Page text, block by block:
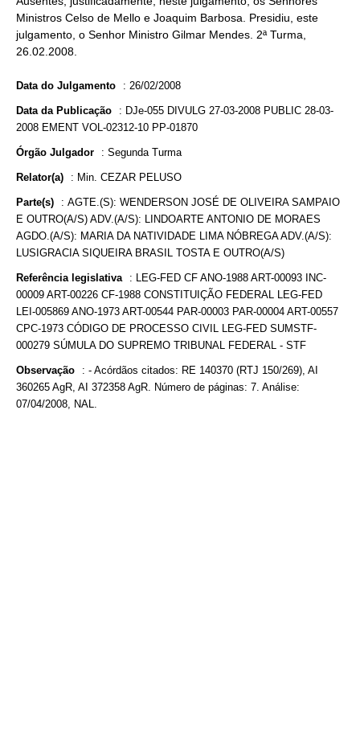
Ministros Celso de Mello e Joaquim Barbosa. Presidiu, este
julgamento, o Senhor Ministro Gilmar Mendes. 2ª Turma,
26.02.2008.
Data do Julgamento : 26/02/2008
Data da Publicação : DJe-055 DIVULG 27-03-2008 PUBLIC 28-03-
2008 EMENT VOL-02312-10 PP-01870
Órgão Julgador : Segunda Turma
Relator(a) : Min. CEZAR PELUSO
Parte(s) : AGTE.(S): WENDERSON JOSÉ DE OLIVEIRA SAMPAIO
E OUTRO(A/S) ADV.(A/S): LINDOARTE ANTONIO DE MORAES
AGDO.(A/S): MARIA DA NATIVIDADE LIMA NÓBREGA ADV.(A/S):
LUSIGRACIA SIQUEIRA BRASIL TOSTA E OUTRO(A/S)
Referência legislativa : LEG-FED CF ANO-1988 ART-00093 INC-
00009 ART-00226 CF-1988 CONSTITUIÇÃO FEDERAL LEG-FED
LEI-005869 ANO-1973 ART-00544 PAR-00003 PAR-00004 ART-00557
CPC-1973 CÓDIGO DE PROCESSO CIVIL LEG-FED SUMSTF-
000279 SÚMULA DO SUPREMO TRIBUNAL FEDERAL - STF
Observação : - Acórdãos citados: RE 140370 (RTJ 150/269), AI
360265 AgR, AI 372358 AgR. Número de páginas: 7. Análise:
07/04/2008, NAL.